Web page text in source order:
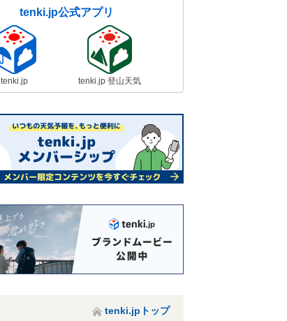
tenki.jp公式アプリ
tenki.jp tenki.jp 登山天気
tenki.jpトップ